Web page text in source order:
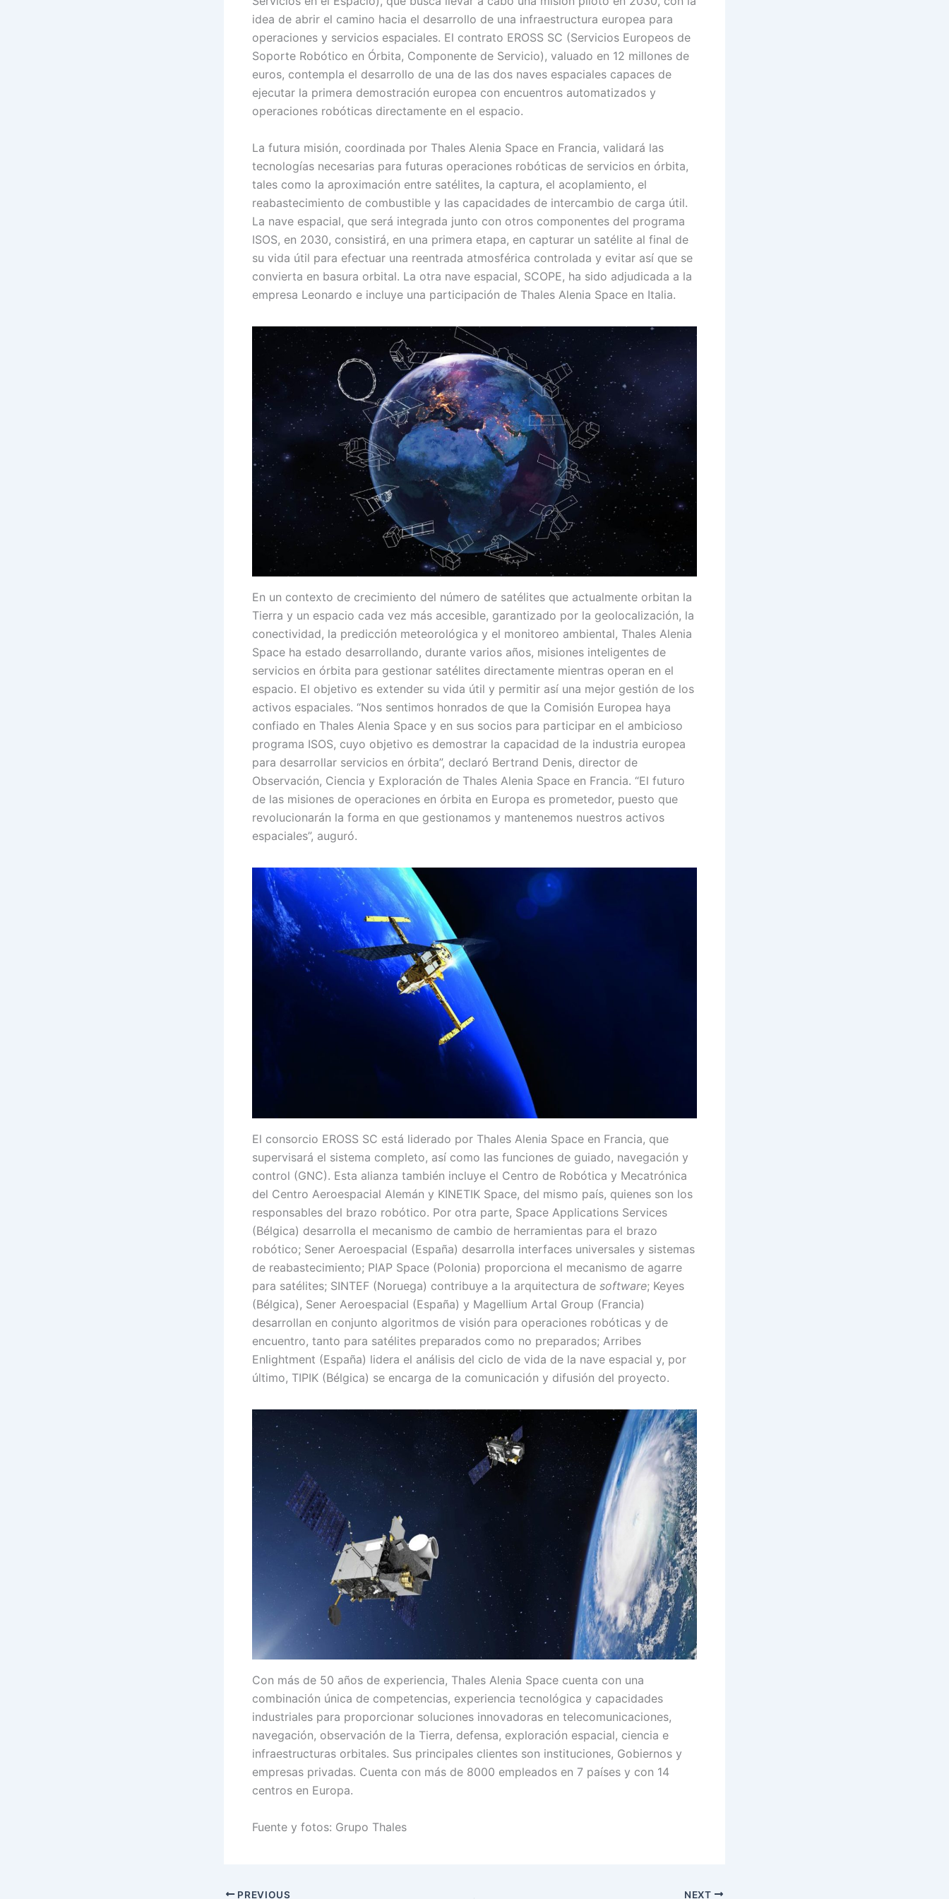
idea de abrir el camino hacia el desarrollo de una infraestructura europea para
operaciones y servicios espaciales. El contrato EROSS SC (Servicios Europeos de
Soporte Robótico en Órbita, Componente de Servicio), valuado en 12 millones de
euros, contempla el desarrollo de una de las dos naves espaciales capaces de
ejecutar la primera demostración europea con encuentros automatizados y
operaciones robóticas directamente en el espacio.
La futura misión, coordinada por Thales Alenia Space en Francia, validará las
tecnologías necesarias para futuras operaciones robóticas de servicios en órbita,
tales como la aproximación entre satélites, la captura, el acoplamiento, el
reabastecimiento de combustible y las capacidades de intercambio de carga útil.
La nave espacial, que será integrada junto con otros componentes del programa
ISOS, en 2030, consistirá, en una primera etapa, en capturar un satélite al final de
su vida útil para efectuar una reentrada atmosférica controlada y evitar así que se
convierta en basura orbital. La otra nave espacial, SCOPE, ha sido adjudicada a la
empresa Leonardo e incluye una participación de Thales Alenia Space en Italia.
En un contexto de crecimiento del número de satélites que actualmente orbitan la
Tierra y un espacio cada vez más accesible, garantizado por la geolocalización, la
conectividad, la predicción meteorológica y el monitoreo ambiental, Thales Alenia
Space ha estado desarrollando, durante varios años, misiones inteligentes de
servicios en órbita para gestionar satélites directamente mientras operan en el
espacio. El objetivo es extender su vida útil y permitir así una mejor gestión de los
activos espaciales. “Nos sentimos honrados de que la Comisión Europea haya
confiado en Thales Alenia Space y en sus socios para participar en el ambicioso
programa ISOS, cuyo objetivo es demostrar la capacidad de la industria europea
para desarrollar servicios en órbita”, declaró Bertrand Denis, director de
Observación, Ciencia y Exploración de Thales Alenia Space en Francia. “El futuro
de las misiones de operaciones en órbita en Europa es prometedor, puesto que
revolucionarán la forma en que gestionamos y mantenemos nuestros activos
espaciales”, auguró.
El consorcio EROSS SC está liderado por Thales Alenia Space en Francia, que
supervisará el sistema completo, así como las funciones de guiado, navegación y
control (GNC). Esta alianza también incluye el Centro de Robótica y Mecatrónica
del Centro Aeroespacial Alemán y KINETIK Space, del mismo país, quienes son los
responsables del brazo robótico. Por otra parte, Space Applications Services
(Bélgica) desarrolla el mecanismo de cambio de herramientas para el brazo
robótico; Sener Aeroespacial (España) desarrolla interfaces universales y sistemas
de reabastecimiento; PIAP Space (Polonia) proporciona el mecanismo de agarre
para satélites; SINTEF (Noruega) contribuye a la arquitectura de software; Keyes
(Bélgica), Sener Aeroespacial (España) y Magellium Artal Group (Francia)
desarrollan en conjunto algoritmos de visión para operaciones robóticas y de
encuentro, tanto para satélites preparados como no preparados; Arribes
Enlightment (España) lidera el análisis del ciclo de vida de la nave espacial y, por
último, TIPIK (Bélgica) se encarga de la comunicación y difusión del proyecto.
Con más de 50 años de experiencia, Thales Alenia Space cuenta con una
combinación única de competencias, experiencia tecnológica y capacidades
industriales para proporcionar soluciones innovadoras en telecomunicaciones,
navegación, observación de la Tierra, defensa, exploración espacial, ciencia e
infraestructuras orbitales. Sus principales clientes son instituciones, Gobiernos y
empresas privadas. Cuenta con más de 8000 empleados en 7 países y con 14
centros en Europa.
Fuente y fotos: Grupo Thales
PREVIOUS NEXT